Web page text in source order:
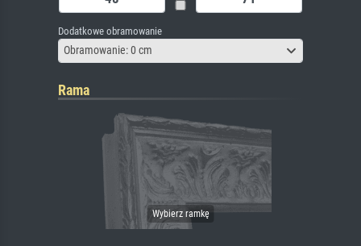
Dodatkowe obramowanie
Obramowanie: 0 cm
Rama